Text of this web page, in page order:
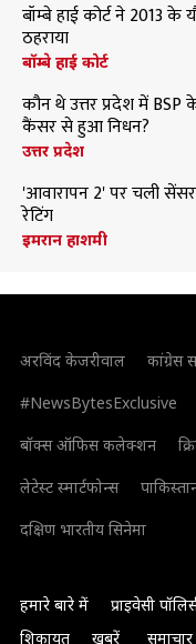
बॉम्बे हाई कोर्ट ने 2013
ठहराया
बॉम्बे हाई कोर्ट
कौन थे उत्तर प्रदेश में
कैंसर से हुआ निधन?
उत्तर प्रदेश
'आवारापन 2' पर चली
रेटिंग
इमरान हाशमी
अरविंद केजरीवाल कांग्रेस
#NewsBytesExclusive
बॉक्स ऑफिस कलेक्शन
लेटेस्ट स्मार्टफोन्स
दक्षिण भारतीय सिनेमा
हमारे बारे में प्राइवेसी
शिकायत
खबरें समाचार